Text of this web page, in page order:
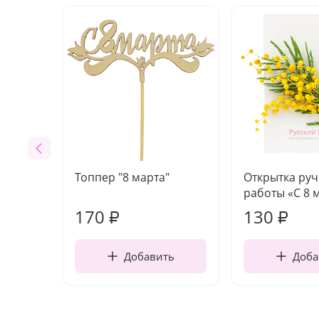
Топпер "8 марта"
170 ₽
Добавить
Открытка
работы «С 8
130 ₽